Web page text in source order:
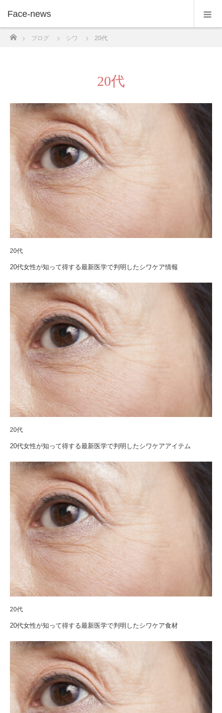
Face-news
ブログ シワ 20代
20代
20代
20代女性が知って得する最新医学で判明したシワケア情報
20代
20代女性が知って得する最新医学で判明したシワケアアイテム
20代
20代女性が知って得する最新医学で判明したシワケア食材